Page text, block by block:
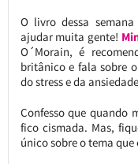
O livro dessa
ajudar muita gente!
O´Morain, é
britânico e fala sobre
do stress e da
Confesso que quando
fico cismada. Mas,
único sobre o tema